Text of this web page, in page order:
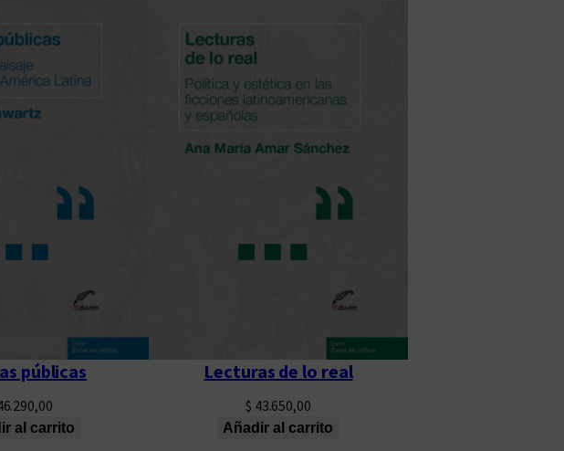
públicas
al carrito
Lecturas de lo real
$ 43.650,00
Añadir al carrito